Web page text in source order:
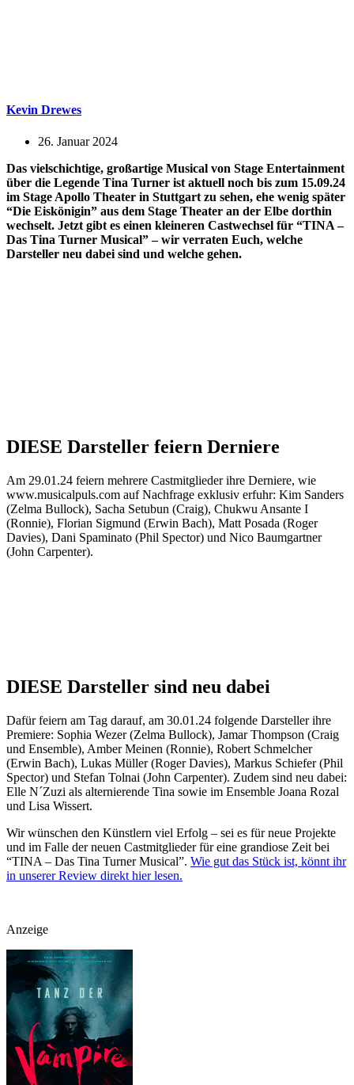
Kevin Drewes
26. Januar 2024
Das vielschichtige, großartige Musical von Stage Entertainment
über die Legende Tina Turner ist aktuell noch bis zum 15.09.24
im Stage Apollo Theater in Stuttgart zu sehen, ehe wenig später
“Die Eiskönigin” aus dem Stage Theater an der Elbe dorthin
wechselt. Jetzt gibt es einen kleineren Castwechsel für “TINA –
Das Tina Turner Musical” – wir verraten Euch, welche
Darsteller neu dabei sind und welche gehen.
DIESE Darsteller feiern Derniere
Am 29.01.24 feiern mehrere Castmitglieder ihre Derniere, wie
www.musicalpuls.com auf Nachfrage exklusiv erfuhr: Kim Sanders
(Zelma Bullock), Sacha Setubun (Craig), Chukwu Ansante I
(Ronnie), Florian Sigmund (Erwin Bach), Matt Posada (Roger
Davies), Dani Spaminato (Phil Spector) und Nico Baumgartner
(John Carpenter).
DIESE Darsteller sind neu dabei
Dafür feiern am Tag darauf, am 30.01.24 folgende Darsteller ihre
Premiere: Sophia Wezer (Zelma Bullock), Jamar Thompson (Craig
und Ensemble), Amber Meinen (Ronnie), Robert Schmelcher
(Erwin Bach), Lukas Müller (Roger Davies), Markus Schiefer (Phil
Spector) und Stefan Tolnai (John Carpenter). Zudem sind neu dabei:
Elle N´Zuzi als alternierende Tina sowie im Ensemble Joana Rozal
und Lisa Wissert.
Wir wünschen den Künstlern viel Erfolg – sei es für neue Projekte
und im Falle der neuen Castmitglieder für eine grandiose Zeit bei
“TINA – Das Tina Turner Musical”. Wie gut das Stück ist, könnt ihr
in unserer Review direkt hier lesen.
Anzeige